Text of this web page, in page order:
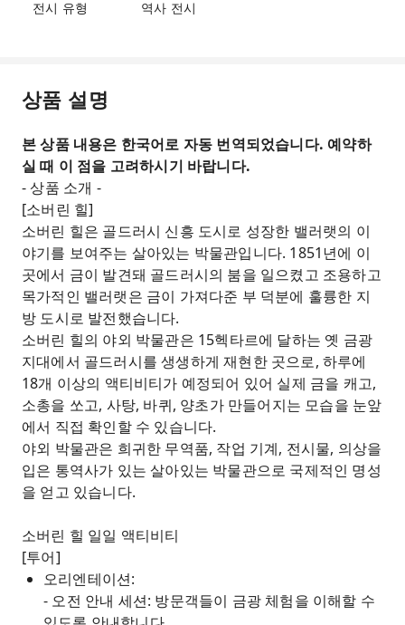
전시 유형 역사 전시
상품 설명
본 상품 내용은 한국어로 자동 번역되었습니다. 예약하
실 때 이 점을 고려하시기 바랍니다.
- 상품 소개 -
[소버린 힐]
소버린 힐은 골드러시 신흥 도시로 성장한 밸러랫의 이
야기를 보여주는 살아있는 박물관입니다. 1851년에 이
곳에서 금이 발견돼 골드러시의 붐을 일으켰고 조용하고
목가적인 밸러랫은 금이 가져다준 부 덕분에 훌륭한 지
방 도시로 발전했습니다.
소버린 힐의 야외 박물관은 15헥타르에 달하는 옛 금광
지대에서 골드러시를 생생하게 재현한 곳으로, 하루에
18개 이상의 액티비티가 예정되어 있어 실제 금을 캐고,
소총을 쏘고, 사탕, 바퀴, 양초가 만들어지는 모습을 눈앞
에서 직접 확인할 수 있습니다.
야외 박물관은 희귀한 무역품, 작업 기계, 전시물, 의상을
입은 통역사가 있는 살아있는 박물관으로 국제적인 명성
을 얻고 있습니다.
소버린 힐 일일 액티비티
[투어]
오리엔테이션:
- 오전 안내 세션: 방문객들이 금광 체험을 이해할 수